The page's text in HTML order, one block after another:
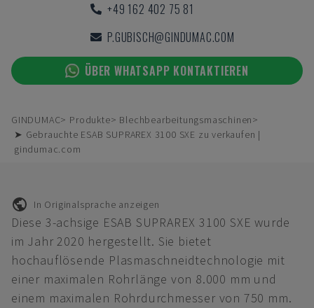
+49 162 402 75 81
P.GUBISCH@GINDUMAC.COM
ÜBER WHATSAPP KONTAKTIEREN
GINDUMAC Produkte
Blechbearbeitungsmaschinen
➤ Gebrauchte ESAB SUPRAREX 3100 SXE zu verkaufen |
gindumac.com
In Originalsprache anzeigen
Diese 3-achsige ESAB SUPRAREX 3100 SXE wurde
im Jahr 2020 hergestellt. Sie bietet
hochauflösende Plasmaschneidtechnologie mit
einer maximalen Rohrlänge von 8.000 mm und
einem maximalen Rohrdurchmesser von 750 mm.